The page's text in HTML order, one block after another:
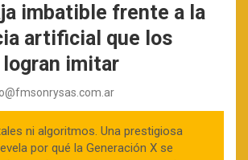
imbatible frente a la
artificial que los
imitar
ni algoritmos. Una prestigiosa
por qué la Generación X se